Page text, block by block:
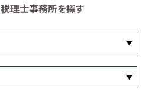
税理士事務所を探す